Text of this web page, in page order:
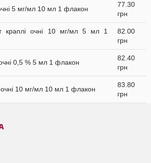
5 мг/мл 10 мл 1 флакон
77.30
грн
краплі очні 10 мг/мл 5 мл 1
82.00
грн
0,5 % 5 мл 1 флакон
82.40
грн
очні 10 мг/мл 10 мл 1 флакон
83.80
грн